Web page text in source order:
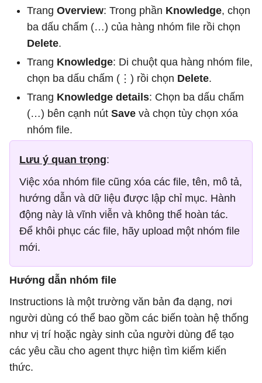
Trang Overview: Trong phần Knowledge, chọn
ba dấu chấm (…) của hàng nhóm file rồi chọn
Delete.
Trang Knowledge: Di chuột qua hàng nhóm file,
chọn ba dấu chấm (⋮) rồi chọn Delete.
Trang Knowledge details: Chọn ba dấu chấm
(…) bên cạnh nút Save và chọn tùy chọn xóa
nhóm file.
Lưu ý quan trọng:
Việc xóa nhóm file cũng xóa các file, tên, mô tả,
hướng dẫn và dữ liệu được lập chỉ mục. Hành
động này là vĩnh viễn và không thể hoàn tác.
Để khôi phục các file, hãy upload một nhóm file
mới.
Hướng dẫn nhóm file
Instructions là một trường văn bản đa dạng, nơi
người dùng có thể bao gồm các biến toàn hệ thống
như vị trí hoặc ngày sinh của người dùng để tạo
các yêu cầu cho agent thực hiện tìm kiếm kiến ​​
thức.